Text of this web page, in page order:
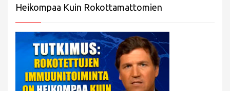
Heikompaa Kuin Rokottamattomien